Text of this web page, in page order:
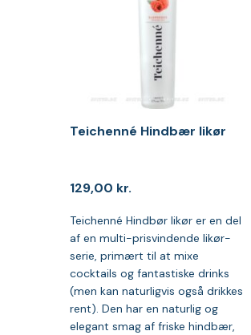
Teichenné Hindbær likør
129,00 kr.
Teichenné Hindbør likør er en del
af en multi-prisvindende likør-
serie, primært til at mixe
cocktails og fantastiske drinks
(men kan naturligvis også drikkes
rent). Den har en naturlig og
elegant smag af friske hindbær,